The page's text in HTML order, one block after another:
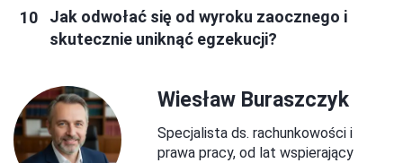
Jak odwołać się od wyroku zaocznego i
skutecznie uniknąć egzekucji?
Wiesław Buraszczyk
Specjalista ds. rachunkowości i
prawa pracy, od lat wspierający